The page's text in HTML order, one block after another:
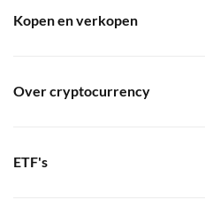
Kopen en verkopen
Over cryptocurrency
ETF's